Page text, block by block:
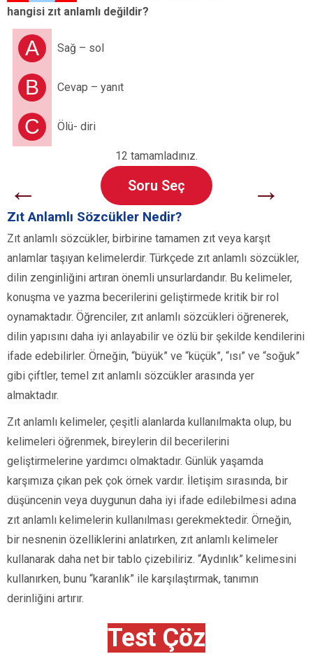
hangisi zıt anlamlı değildir?
A Sağ – sol
B Cevap – yanıt
C Ölü- diri
12 tamamladınız.
← Soru Seç →
Zıt Anlamlı Sözcükler Nedir?
Zıt anlamlı sözcükler, birbirine tamamen zıt veya karşıt
anlamlar taşıyan kelimelerdir. Türkçede zıt anlamlı sözcükler,
dilin zenginliğini artıran önemli unsurlardandır. Bu kelimeler,
konuşma ve yazma becerilerini geliştirmede kritik bir rol
oynamaktadır. Öğrenciler, zıt anlamlı sözcükleri öğrenerek,
dilin yapısını daha iyi anlayabilir ve özlü bir şekilde kendilerini
ifade edebilirler. Örneğin, “büyük” ve “küçük”, “ısı” ve “soğuk”
gibi çiftler, temel zıt anlamlı sözcükler arasında yer
almaktadır.
Zıt anlamlı kelimeler, çeşitli alanlarda kullanılmakta olup, bu
kelimeleri öğrenmek, bireylerin dil becerilerini
geliştirmelerine yardımcı olmaktadır. Günlük yaşamda
karşımıza çıkan pek çok örnek vardır. İletişim sırasında, bir
düşüncenin veya duygunun daha iyi ifade edilebilmesi adına
zıt anlamlı kelimelerin kullanılması gerekmektedir. Örneğin,
bir nesnenin özelliklerini anlatırken, zıt anlamlı kelimeler
kullanarak daha net bir tablo çizebiliriz. “Aydınlık” kelimesini
kullanırken, bunu “karanlık” ile karşılaştırmak, tanımın
derinliğini artırır.
Test Çöz